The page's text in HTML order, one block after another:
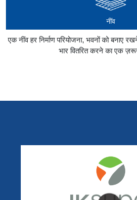
नींव
एक नींव हर निर्माण परियोजना, भवनों को बनाए
भार वितरित करने का एक